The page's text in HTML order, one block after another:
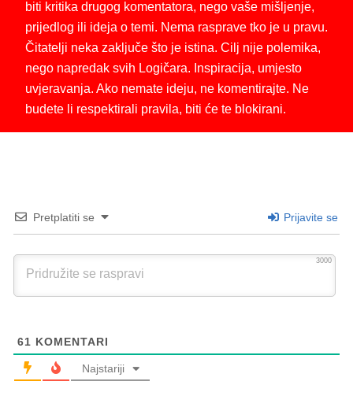
biti kritika drugog komentatora, nego vaše mišljenje,
prijedlog ili ideja o temi. Nema rasprave tko je u pravu.
Čitatelji neka zaključe što je istina. Cilj nije polemika,
nego napredak svih Logičara. Inspiracija, umjesto
uvjeravanja. Ako nemate ideju, ne komentirajte. Ne
budete li respektirali pravila, biti će te blokirani.
Pretplatiti se Prijavite se
3000
61 KOMENTARI
Najstariji